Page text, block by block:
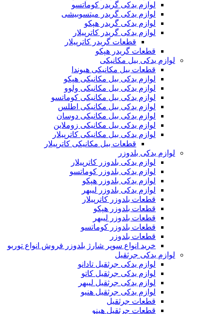
لوازم یدکی گریدر کوماتسو
لوازم یدکی گریدر میتسوبیشی
لوازم یدکی گریدر هپکو
لوازم یدکی گریدر کاترپیلار
قطعات گریدر کاترپیلار
قطعات گریدر هپکو
لوازم یدکی بیل مکانیکی
قطعات بیل مکانیکی هیوندا
لوازم یدکی بیل مکانیکی هپکو
لوازم یدکی بیل مکانیکی ولوو
لوازم یدکی بیل مکانیکی کوماتسو
لوازم یدکی بیل مکانیکی اطلس
لوازم یدکی بیل مکانیکی دوسان
لوازم یدکی بیل مکانیکی زوملاین
لوازم یدکی بیل مکانیکی کاترپیلار
قطعات بیل مکانیکی کاترپیلار
لوازم یدکی بلدوزر
لوازم یدکی بلدوزر کاترپیلار
لوازم یدکی بلدوزر کوماتسو
لوازم یدکی بلدوزر هپکو
لوازم یدکی بلدوزر لیبهر
قطعات بلدوزر کاترپیلار
قطعات بلدوزر هپکو
قطعات بلدوزر لیبهر
قطعات بلدوزر کوماتسو
قطعات بلدوزر
خرید انواع سوپر شارژ بلدوزر فروش انواع توربو
لوازم یدکی جرثقیل
لوازم یدکی جرثقیل تادانو
لوازم یدکی جرثقیل کاتو
لوازم یدکی جرثقیل لیبهر
لوازم یدکی جرثقیل هنیو
قطعات جرثقیل
قطعات جرثقیل هینو